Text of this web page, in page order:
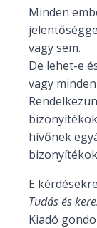
Minden
vagy sem.
De lehet-e
vagy
hívőnek
E
Tudás és
Kiadó